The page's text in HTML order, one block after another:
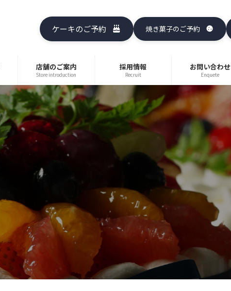
ケーキのご予約 焼き菓子のご予約
店舗のご案内
Store introduction
採用情報
Recruit
お問い合わせ
Enquete